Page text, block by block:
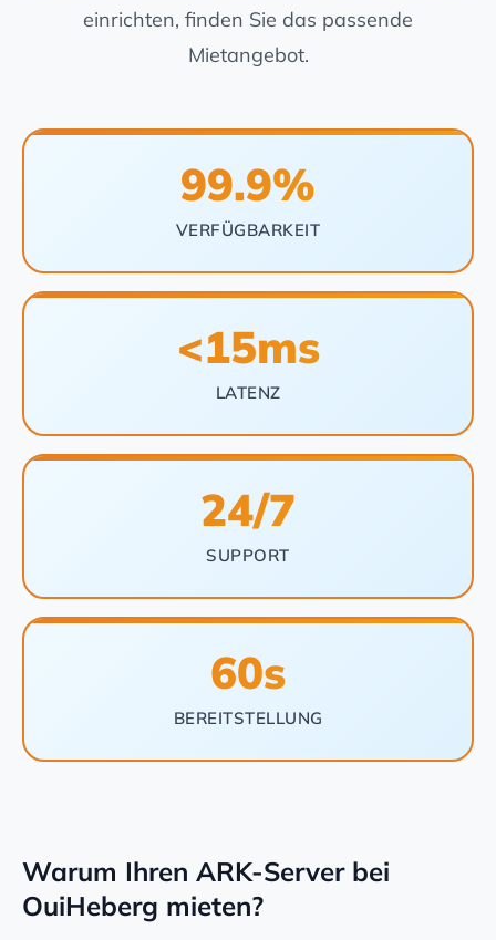
einrichten, finden Sie das passende
Mietangebot.
99.9%
VERFÜGBARKEIT
<15ms
LATENZ
24/7
SUPPORT
60s
BEREITSTELLUNG
Warum Ihren ARK-Server bei
OuiHeberg mieten?